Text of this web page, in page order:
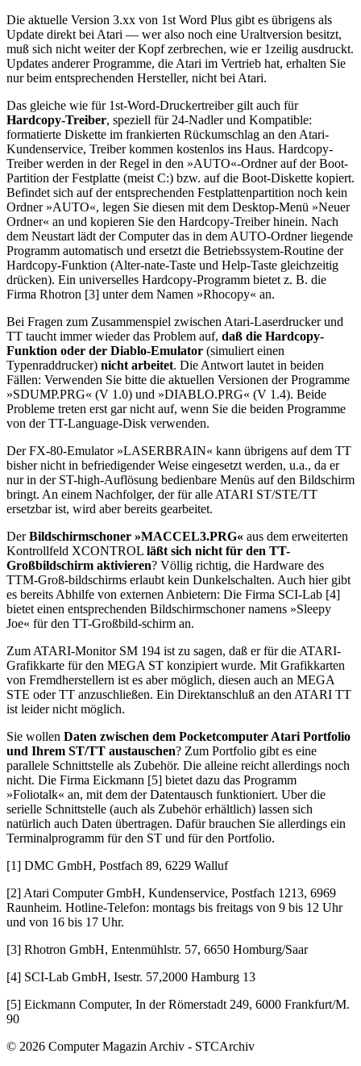
Die aktuelle Version 3.xx von 1st Word Plus gibt es übrigens als
Update direkt bei Atari — wer also noch eine Uraltversion besitzt,
muß sich nicht weiter der Kopf zerbrechen, wie er 1zeilig ausdruckt.
Updates anderer Programme, die Atari im Vertrieb hat, erhalten Sie
nur beim entsprechenden Hersteller, nicht bei Atari.
Das gleiche wie für 1st-Word-Druckertreiber gilt auch für
Hardcopy-Treiber, speziell für 24-Nadler und Kompatible:
formatierte Diskette im frankierten Rückumschlag an den Atari-
Kundenservice, Treiber kommen kostenlos ins Haus. Hardcopy-
Treiber werden in der Regel in den »AUTO«-Ordner auf der Boot-
Partition der Festplatte (meist C:) bzw. auf die Boot-Diskette kopiert.
Befindet sich auf der entsprechenden Festplattenpartition noch kein
Ordner »AUTO«, legen Sie diesen mit dem Desktop-Menü »Neuer
Ordner« an und kopieren Sie den Hardcopy-Treiber hinein. Nach
dem Neustart lädt der Computer das in dem AUTO-Ordner liegende
Programm automatisch und ersetzt die Betriebssystem-Routine der
Hardcopy-Funktion (Alter-nate-Taste und Help-Taste gleichzeitig
drücken). Ein universelles Hardcopy-Programm bietet z. B. die
Firma Rhotron [3] unter dem Namen »Rhocopy« an.
Bei Fragen zum Zusammenspiel zwischen Atari-Laserdrucker und
TT taucht immer wieder das Problem auf, daß die Hardcopy-
Funktion oder der Diablo-Emulator (simuliert einen
Typenraddrucker) nicht arbeitet. Die Antwort lautet in beiden
Fällen: Verwenden Sie bitte die aktuellen Versionen der Programme
»SDUMP.PRG« (V 1.0) und »DIABLO.PRG« (V 1.4). Beide
Probleme treten erst gar nicht auf, wenn Sie die beiden Programme
von der TT-Language-Disk verwenden.
Der FX-80-Emulator »LASERBRAIN« kann übrigens auf dem TT
bisher nicht in befriedigender Weise eingesetzt werden, u.a., da er
nur in der ST-high-Auflösung bedienbare Menüs auf den Bildschirm
bringt. An einem Nachfolger, der für alle ATARI ST/STE/TT
ersetzbar ist, wird aber bereits gearbeitet.
DerBildschirmschoner »MACCEL3.PRG« aus dem erweiterten
Kontrollfeld XCONTROL läßt sich nicht für den TT-
Großbildschirm aktivieren? Völlig richtig, die Hardware des
TTM-Groß-bildschirms erlaubt kein Dunkelschalten. Auch hier gibt
es bereits Abhilfe von externen Anbietern: Die Firma SCI-Lab [4]
bietet einen entsprechenden Bildschirmschoner namens »Sleepy
Joe« für den TT-Großbild-schirm an.
Zum ATARI-Monitor SM 194 ist zu sagen, daß er für die ATARI-
Grafikkarte für den MEGA ST konzipiert wurde. Mit Grafikkarten
von Fremdherstellern ist es aber möglich, diesen auch an MEGA
STE oder TT anzuschließen. Ein Direktanschluß an den ATARI TT
ist leider nicht möglich.
Sie wollen Daten zwischen dem Pocketcomputer Atari Portfolio
und Ihrem ST/TT austauschen? Zum Portfolio gibt es eine
parallele Schnittstelle als Zubehör. Die alleine reicht allerdings noch
nicht. Die Firma Eickmann [5] bietet dazu das Programm
»Foliotalk« an, mit dem der Datentausch funktioniert. Uber die
serielle Schnittstelle (auch als Zubehör erhältlich) lassen sich
natürlich auch Daten übertragen. Dafür brauchen Sie allerdings ein
Terminalprogramm für den ST und für den Portfolio.
[1] DMC GmbH, Postfach 89, 6229 Walluf
[2] Atari Computer GmbH, Kundenservice, Postfach 1213, 6969
Raunheim. Hotline-Telefon: montags bis freitags von 9 bis 12 Uhr
und von 16 bis 17 Uhr.
[3] Rhotron GmbH, Entenmühlstr. 57, 6650 Homburg/Saar
[4] SCI-Lab GmbH, Isestr. 57,2000 Hamburg 13
[5] Eickmann Computer, In der Römerstadt 249, 6000 Frankfurt/M.
90
© 2026 Computer Magazin Archiv - STCArchiv